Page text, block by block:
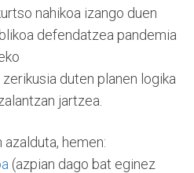
nahikoa izango duen
defendatzea pandemia
duten planen logika
jartzea.
hemen:
(azpian dago bat eginez